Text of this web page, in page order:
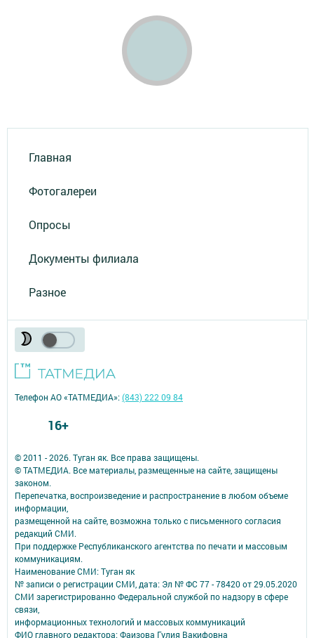
Главная
Фотогалереи
Опросы
Документы филиала
Разное
© 2011 - 2026. Туган як. Все права защищены.
© ТАТМЕДИА. Все материалы, размещенные на сайте, защищены
законом.
Перепечатка, воспроизведение и распространение в любом объеме
информации,
размещенной на сайте, возможна только с письменного согласия
редакций СМИ.
При поддержке Республиканского агентства по печати и массовым
коммуникациям.
Наименование СМИ: Туган як
№ записи о регистрации СМИ, дата: Эл № ФС 77 - 78420 от 29.05.2020
СМИ зарегистрированно Федеральной службой по надзору в сфере
связи,
информационных технологий и массовых коммуникаций
ФИО главного редактора: Фаизова Гулия Вакифовна
Телефон АО «ТАТМЕДИА»:(843) 222 09 84
16+